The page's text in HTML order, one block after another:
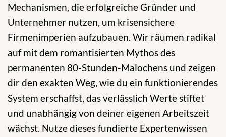
Mechanismen, die erfolgreiche Gründer und
Unternehmer nutzen, um krisensichere
Firmenimperien aufzubauen. Wir räumen radikal
auf mit dem romantisierten Mythos des
permanenten 80-Stunden-Malochens und zeigen
dir den exakten Weg, wie du ein funktionierendes
System erschaffst, das verlässlich Werte stiftet
und unabhängig von deiner eigenen Arbeitszeit
wächst. Nutze dieses fundierte Expertenwissen